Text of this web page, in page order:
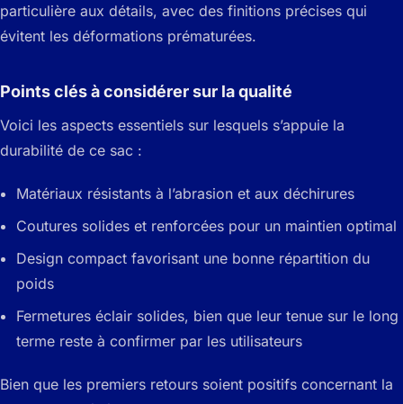
particulière aux détails, avec des finitions précises qui
évitent les déformations prématurées.
Points clés à considérer sur la qualité
Voici les aspects essentiels sur lesquels s’appuie la
durabilité de ce sac :
Matériaux résistants à l’abrasion et aux déchirures
Coutures solides et renforcées pour un maintien optimal
Design compact favorisant une bonne répartition du
poids
Fermetures éclair solides, bien que leur tenue sur le long
terme reste à confirmer par les utilisateurs
Bien que les premiers retours soient positifs concernant la